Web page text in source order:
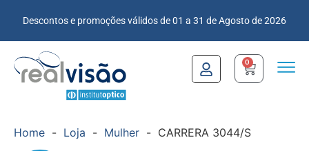
Descontos e promoções válidos de 01 a 31 de Agosto de 2026
0
Home - Loja - Mulher - CARRERA 3044/S